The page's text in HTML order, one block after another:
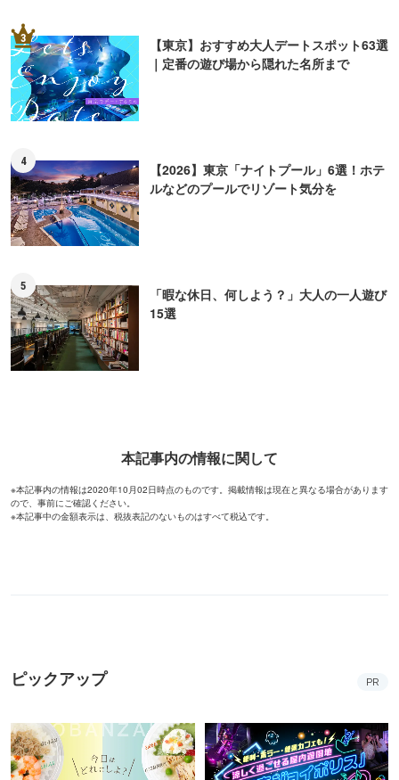
3
【東京】おすすめ大人デートスポット63選
｜定番の遊び場から隠れた名所まで
4
【2026】東京「ナイトプール」6選！ホテ
ルなどのプールでリゾート気分を
5
「暇な休日、何しよう？」大人の一人遊び
15選
本記事内の情報に関して
※本記事内の情報は2020年10月02日時点のものです。掲載情報は現在と異なる場合があります
ので、事前にご確認ください。
※本記事中の金額表示は、税抜表記のないものはすべて税込です。
ピックアップ PR